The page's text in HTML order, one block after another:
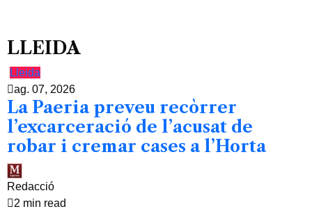
LLEIDA
Lleida
ag. 07, 2026
La Paeria preveu recòrrer
l’excarceració de l’acusat de
robar i cremar cases a l’Horta
Redacció
2 min read